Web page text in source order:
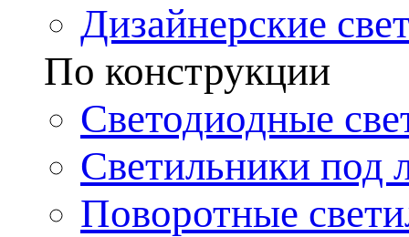
Дизайнерские
По конструкции
Светодиодные
Светильники под
Поворотные